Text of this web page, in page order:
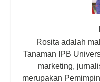
Rosita adalah
Tanaman IPB
marketing,
merupakan